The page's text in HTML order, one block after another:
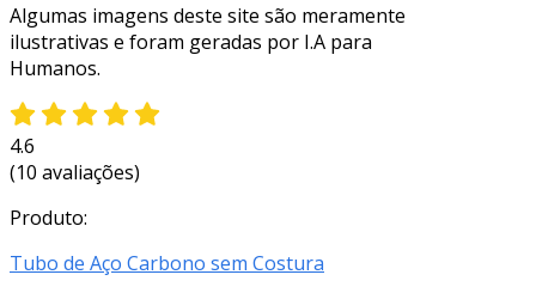
Algumas imagens deste site são meramente
ilustrativas e foram geradas por I.A para
Humanos.
4.6
(10 avaliações)
Produto:
Tubo de Aço Carbono sem Costura